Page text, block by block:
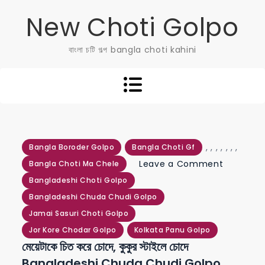
New Choti Golpo
বাংলা চটি গল্প bangla choti kahini
Bangla Boroder Golpo ,
Bangla Choti Gf ,
Bangla Choti Ma Chele
,
Bangladeshi Choti Golpo
,
Bangladeshi Chuda Chudi Golpo
,
Jamai Sasuri Choti Golpo
,
Jor Kore Chodar Golpo
,
Kolkata Panu Golpo
Leave a Comment
মেয়েটাকে চিত করে চোদে, কুকুর স্টাইলে চোদে